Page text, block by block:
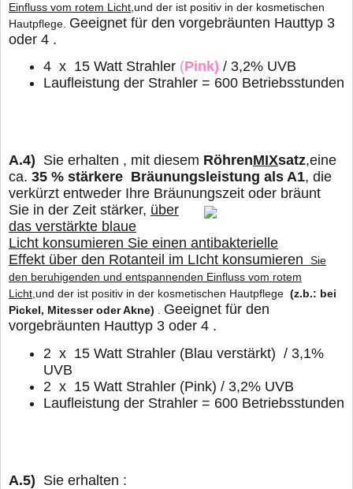
Einfluss vom rotem Licht ,und der ist positiv in der kosmetischen
Hautpflege. Geeignet für den vorgebräunten Hauttyp 3
oder 4 .
4 x 15 Watt Strahler (Pink) / 3,2% UVB
Laufleistung der Strahler = 600 Betriebsstunden
A.4) Sie erhalten , mit diesem RöhrenMIXsatz,eine
ca. 35 % stärkere Bräunungsleistung als A1, die
verkürzt entweder Ihre Bräunungszeit oder bräunt
Sie in der Zeit stärker, über
das verstärkte blaue
Licht konsumieren Sie einen antibakterielle
Effekt über den Rotanteil im LIcht konsumieren
Sie
den beruhigenden und entspannenden Einfluss vom rotem
Licht,und der ist positiv in der kosmetischen Hautpflege (z.b.: bei
Pickel, Mitesser oder Akne) . Geeignet für den
vorgebräunten Hauttyp 3 oder 4 .
2 x 15 Watt Strahler (Blau verstärkt) / 3,1%
UVB
2 x 15 Watt Strahler (Pink) / 3,2% UVB
Laufleistung der Strahler = 600 Betriebsstunden
A.5) Sie erhalten :